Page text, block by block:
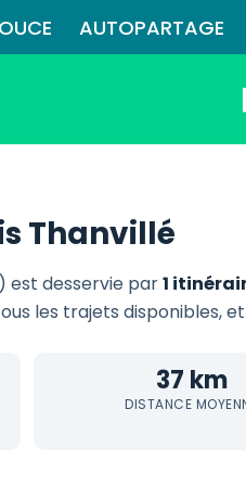
AUTOPARTAGE
Thanvillé
est desservie par1
les trajets disponibles,
37 km
DISTANCE